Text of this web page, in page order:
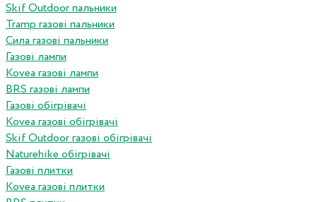
Skif Outdoor пальники
Tramp газові пальники
Сила газові пальники
Газові лампи
Kovea газові лампи
BRS газові лампи
Газові обігрівачі
Kovea газові обігрівачі
Skif Outdoor газові обігрівачі
Naturehike обігрівачі
Газові плитки
Kovea газові плитки